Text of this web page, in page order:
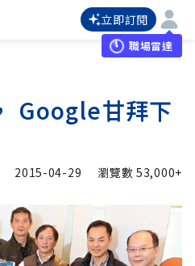
立即訂閱
職場雷達
Google甘拜下
加入追蹤
2015-04-29 瀏覽數53,000+